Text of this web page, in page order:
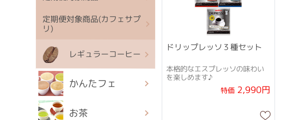
定期便対象商品(カフェサプ
リ)
レギュラーコーヒー
かんたフェ
お茶
ドリップレッソ３種セット
本格的なエスプレッソの味わい
を楽しめます♪
特価 2,990円